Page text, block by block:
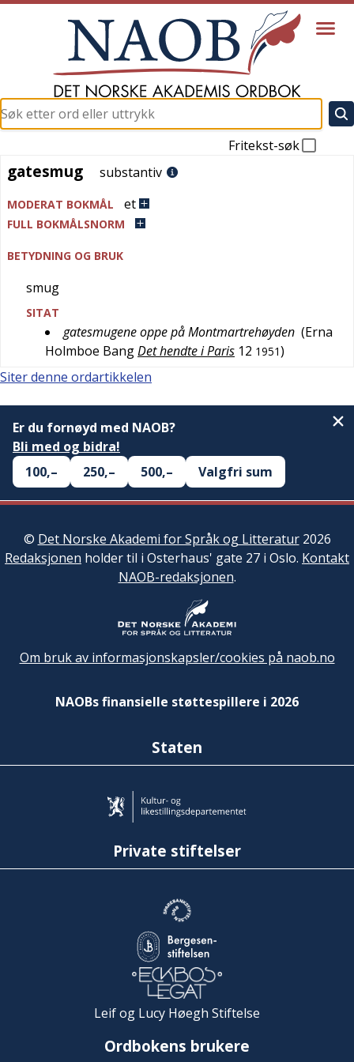
Fritekst-søk
gatesmug
gatesmug substantiv
MODERAT BOKMÅL et
FULL BOKMÅLSNORM
BETYDNING OG BRUK
smug
SITAT
gatesmugene oppe på Montmartrehøyden (Erna
Holmboe BangDet hendte i Paris 12 1951)
Siter denne ordartikkelen
Er du fornøyd med NAOB?
Bli med og bidra!
100,–
250,– 500,– Valgfri sum
© Det Norske Akademi for Språk og Litteratur2026
Redaksjonen holder til i Osterhaus' gate 27 i Oslo. Kontakt
NAOB-redaksjonen.
Om bruk av informasjonskapsler/cookies på naob.no
NAOBs finansielle støttespillere i 2026
Staten
Private stiftelser
Leif og Lucy Høegh Stiftelse
Ordbokens brukere